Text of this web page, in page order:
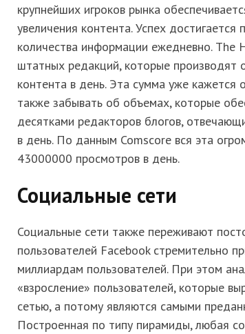
крупнейших игроков рынка
увеличения контента. Успех достигается
количества информации ежедневно.
штатных редакций, которые производят
контента в день. Эта сумма уже кажется
также забывать об объемах, которые
десятками редакторов блогов,
в день. По данным Comscore вся эта
43000000 просмотров в день.
Социальные сети
Социальные сети также переживают
пользователей Facebook стремительно
миллиардам пользователей. При этом
«взросление» пользователей, которые
сетью, а потому являются самыми
Построенная по типу пирамиды, любая